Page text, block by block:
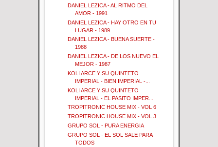
DANIEL LEZICA - AL RITMO DEL
AMOR - 1991
DANIEL LEZICA - HAY OTRO EN TU
LUGAR - 1989
DANIEL LEZICA - BUENA SUERTE -
1988
DANIEL LEZICA - DE LOS NUEVO EL
MEJOR - 1987
KOLI ARCE Y SU QUINTETO
IMPERIAL - BIEN IMPERIAL -...
KOLI ARCE Y SU QUINTETO
IMPERIAL - EL PASITO IMPER...
TROPITRONIC HOUSE MIX - VOL 6
TROPITRONIC HOUSE MIX - VOL 3
GRUPO SOL - PURA ENERGIA
GRUPO SOL - EL SOL SALE PARA
TODOS